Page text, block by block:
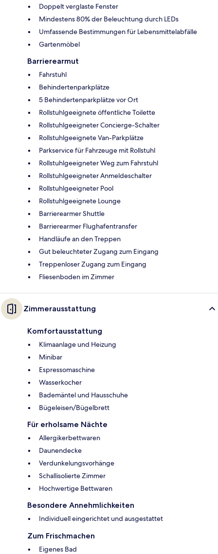
Doppelt verglaste Fenster
Mindestens 80% der Beleuchtung durch LEDs
Umfassende Bestimmungen für Lebensmittelabfälle
Gartenmöbel
Barrierearmut
Fahrstuhl
Behindertenparkplätze
5 Behindertenparkplätze vor Ort
Rollstuhlgeeignete öffentliche Toilette
Rollstuhlgeeigneter Concierge-Schalter
Rollstuhlgeeignete Van-Parkplätze
Parkservice für Fahrzeuge mit Rollstuhl
Rollstuhlgeeigneter Weg zum Fahrstuhl
Rollstuhlgeeigneter Anmeldeschalter
Rollstuhlgeeigneter Pool
Rollstuhlgeeignete Lounge
Barrierearmer Shuttle
Barrierearmer Flughafentransfer
Handläufe an den Treppen
Gut beleuchteter Zugang zum Eingang
Treppenloser Zugang zum Eingang
Fliesenboden im Zimmer
Zimmerausstattung
Komfortausstattung
Klimaanlage und Heizung
Minibar
Espressomaschine
Wasserkocher
Bademäntel und Hausschuhe
Bügeleisen/Bügelbrett
Für erholsame Nächte
Allergikerbettwaren
Daunendecke
Verdunkelungsvorhänge
Schallisolierte Zimmer
Hochwertige Bettwaren
Besondere Annehmlichkeiten
Individuell eingerichtet und ausgestattet
Zum Frischmachen
Eigenes Bad